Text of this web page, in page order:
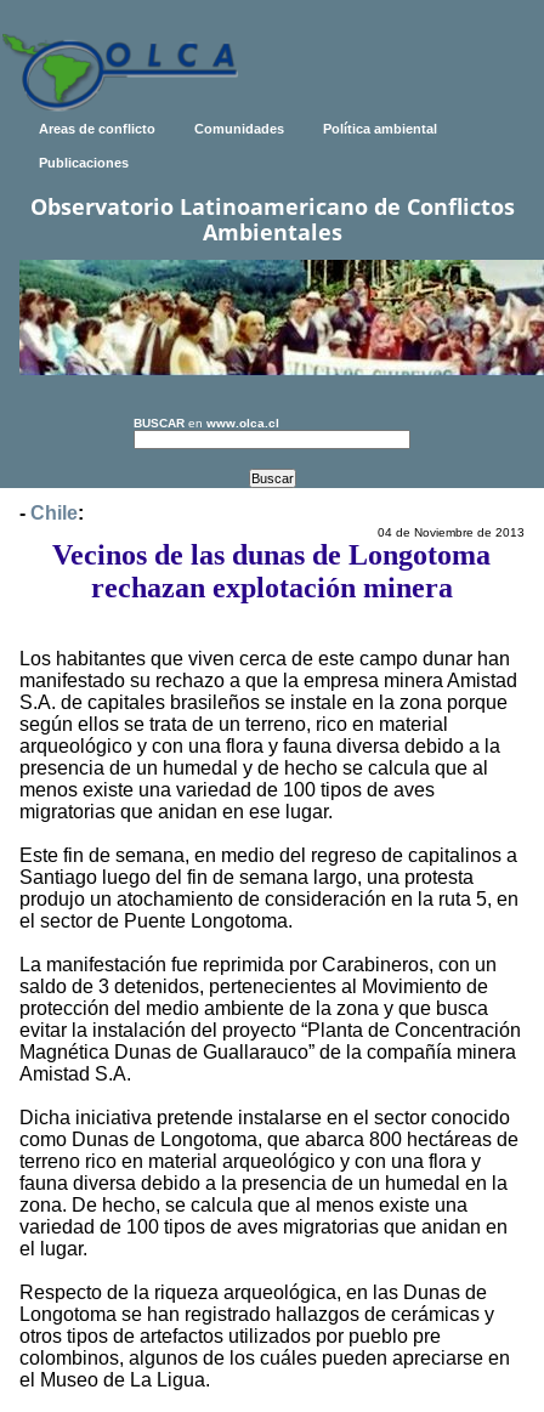
Areas de conflicto Comunidades Política ambiental
Publicaciones
Observatorio Latinoamericano de Conflictos
Ambientales
BUSCAR en www.olca.cl
- Chile:
04 de Noviembre de 2013
Vecinos de las dunas de Longotoma
rechazan explotación minera
Los habitantes que viven cerca de este campo dunar han
manifestado su rechazo a que la empresa minera Amistad
S.A. de capitales brasileños se instale en la zona porque
según ellos se trata de un terreno, rico en material
arqueológico y con una flora y fauna diversa debido a la
presencia de un humedal y de hecho se calcula que al
menos existe una variedad de 100 tipos de aves
migratorias que anidan en ese lugar.
Este fin de semana, en medio del regreso de capitalinos a
Santiago luego del fin de semana largo, una protesta
produjo un atochamiento de consideración en la ruta 5, en
el sector de Puente Longotoma.
La manifestación fue reprimida por Carabineros, con un
saldo de 3 detenidos, pertenecientes al Movimiento de
protección del medio ambiente de la zona y que busca
evitar la instalación del proyecto “Planta de Concentración
Magnética Dunas de Guallarauco” de la compañía minera
Amistad S.A.
Dicha iniciativa pretende instalarse en el sector conocido
como Dunas de Longotoma, que abarca 800 hectáreas de
terreno rico en material arqueológico y con una flora y
fauna diversa debido a la presencia de un humedal en la
zona. De hecho, se calcula que al menos existe una
variedad de 100 tipos de aves migratorias que anidan en
el lugar.
Respecto de la riqueza arqueológica, en las Dunas de
Longotoma se han registrado hallazgos de cerámicas y
otros tipos de artefactos utilizados por pueblo pre
colombinos, algunos de los cuáles pueden apreciarse en
el Museo de La Ligua.